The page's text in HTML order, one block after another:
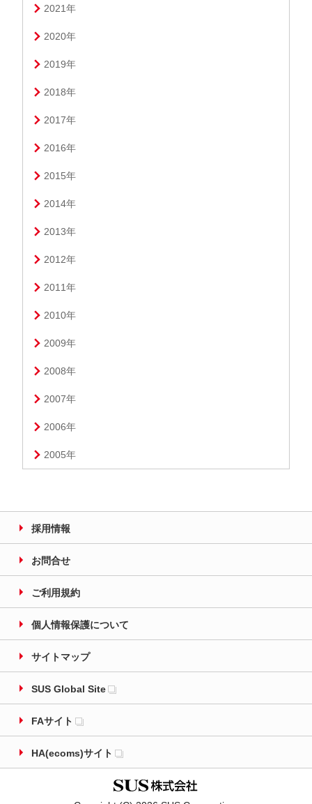
2021年
2020年
2019年
2018年
2017年
2016年
2015年
2014年
2013年
2012年
2011年
2010年
2009年
2008年
2007年
2006年
2005年
採用情報
お問合せ
ご利用規約
個人情報保護について
サイトマップ
SUS Global Site
FAサイト
HA(ecoms)サイト